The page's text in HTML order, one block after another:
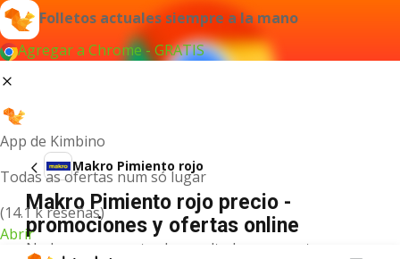
Folletos actuales siempre a la mano
Agregar a Chrome - GRATIS
App de Kimbino
Todas as ofertas num só lugar
(14.1 k reseñas)
Abrir
Makro Pimiento rojo
Makro Pimiento rojo precio -
promociones y ofertas online
No hemos encontrado resultados para este